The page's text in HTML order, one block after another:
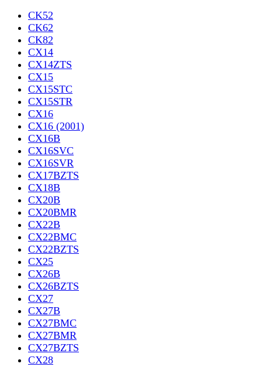
CK52
CK62
CK82
CX14
CX14ZTS
CX15
CX15STC
CX15STR
CX16
CX16 (2001)
CX16B
CX16SVC
CX16SVR
CX17BZTS
CX18B
CX20B
CX20BMR
CX22B
CX22BMC
CX22BZTS
CX25
CX26B
CX26BZTS
CX27
CX27B
CX27BMC
CX27BMR
CX27BZTS
CX28